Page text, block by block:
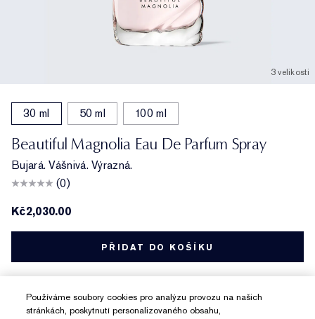
3 velikosti
30 ml 50 ml 100 ml
Beautiful Magnolia Eau De Parfum Spray
Bujará. Vášnivá. Výrazná.
(0)
Kč2,030.00
PŘIDAT DO KOŠÍKU
Používáme soubory cookies pro analýzu provozu na našich
stránkách, poskytnutí personalizovaného obsahu,